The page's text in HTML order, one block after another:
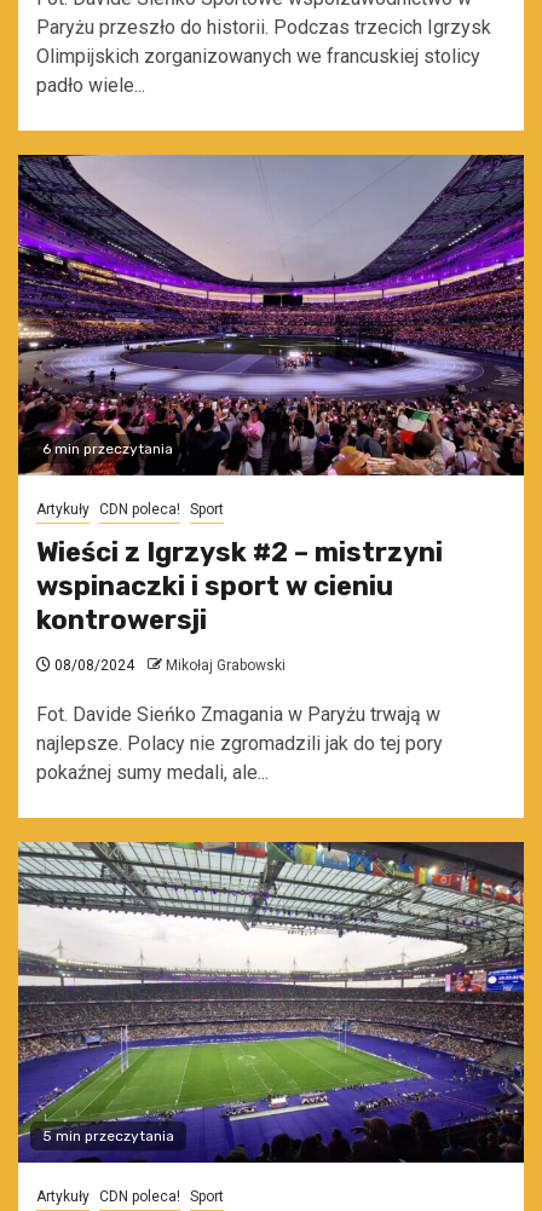
Paryżu przeszło do historii. Podczas trzecich Igrzysk
Olimpijskich zorganizowanych we francuskiej stolicy
padło wiele...
6 min przeczytania
Artykuły CDN poleca! Sport
Wieści z Igrzysk #2 – mistrzyni
wspinaczki i sport w cieniu
kontrowersji
08/08/2024 Mikołaj Grabowski
Fot. Davide Sieńko Zmagania w Paryżu trwają w
najlepsze. Polacy nie zgromadzili jak do tej pory
pokaźnej sumy medali, ale...
5 min przeczytania
Artykuły CDN poleca! Sport